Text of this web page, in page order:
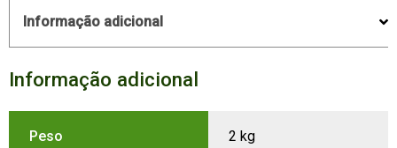
Informação adicional
Informação adicional
Peso 2 kg